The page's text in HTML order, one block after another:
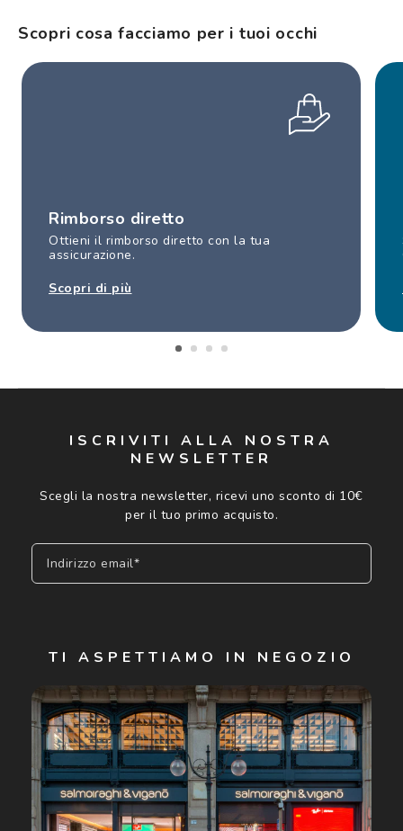
Scopri cosa facciamo per i tuoi occhi
Rimborso diretto
Ottieni il rimborso diretto con la tua
assicurazione.
Scopri di più
ISCRIVITI ALLA NOSTRA
NEWSLETTER
Scegli la nostra newsletter, ricevi uno sconto di 10€
per il tuo primo acquisto.
Indirizzo email*
Cliccando su "Iscriviti", confermo di avere più di 16 anni e
acconsento all'utilizzo dei miei Dati Personali da parte di
Luxottica Group S.p.A. per l'invio di offerte speciali, novità
ed altre comunicazioni di carattere pubblicitario (consultare
Informativa sulla privacyper ulteriori informazioni).
TI ASPETTIAMO IN NEGOZIO